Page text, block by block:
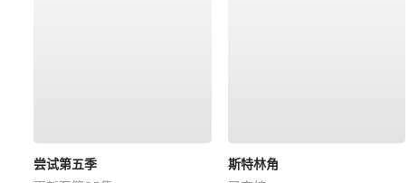
尝试第五季
斯特林角